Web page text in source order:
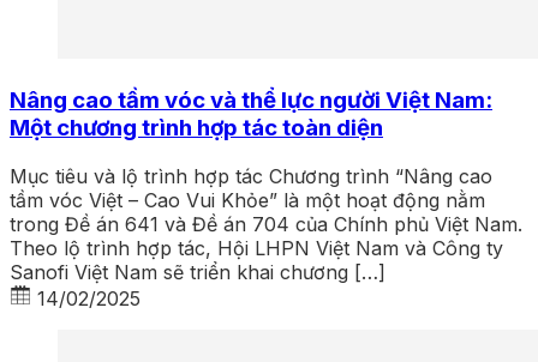
Nâng cao tầm vóc và thể lực người Việt Nam:
Một chương trình hợp tác toàn diện
Mục tiêu và lộ trình hợp tác Chương trình “Nâng cao
tầm vóc Việt – Cao Vui Khỏe” là một hoạt động nằm
trong Đề án 641 và Đề án 704 của Chính phủ Việt Nam.
Theo lộ trình hợp tác, Hội LHPN Việt Nam và Công ty
Sanofi Việt Nam sẽ triển khai chương […]
14/02/2025